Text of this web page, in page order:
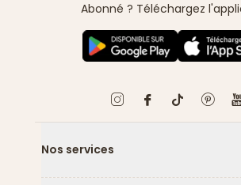
Abonné ? Téléchargez
Nos services